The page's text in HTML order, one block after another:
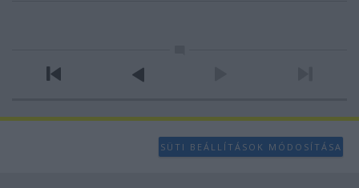
SÜTI BEÁLLÍTÁSOK MÓDOSÍTÁSA